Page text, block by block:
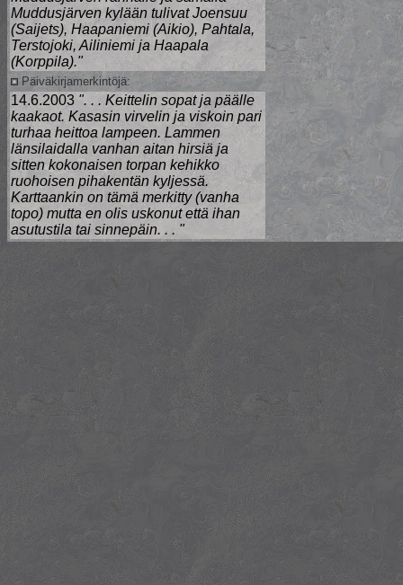
Muddusjärven kylään tulivat Joensuu
(Saijets), Haapaniemi (Aikio), Pahtala,
Terstojoki, Ailiniemi ja Haapala
(Korppila)."
Päiväkirjamerkintöjä:
14.6.2003 ". . . Keittelin sopat ja päälle
kaakaot. Kasasin virvelin ja viskoin pari
turhaa heittoa lampeen. Lammen
länsilaidalla vanhan aitan hirsiä ja
sitten kokonaisen torpan kehikko
ruohoisen pihakentän kyljessä.
Karttaankin on tämä merkitty (vanha
topo) mutta en olis uskonut että ihan
asutustila tai sinnepäin. . . "